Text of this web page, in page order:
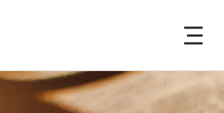
소식과 나눔